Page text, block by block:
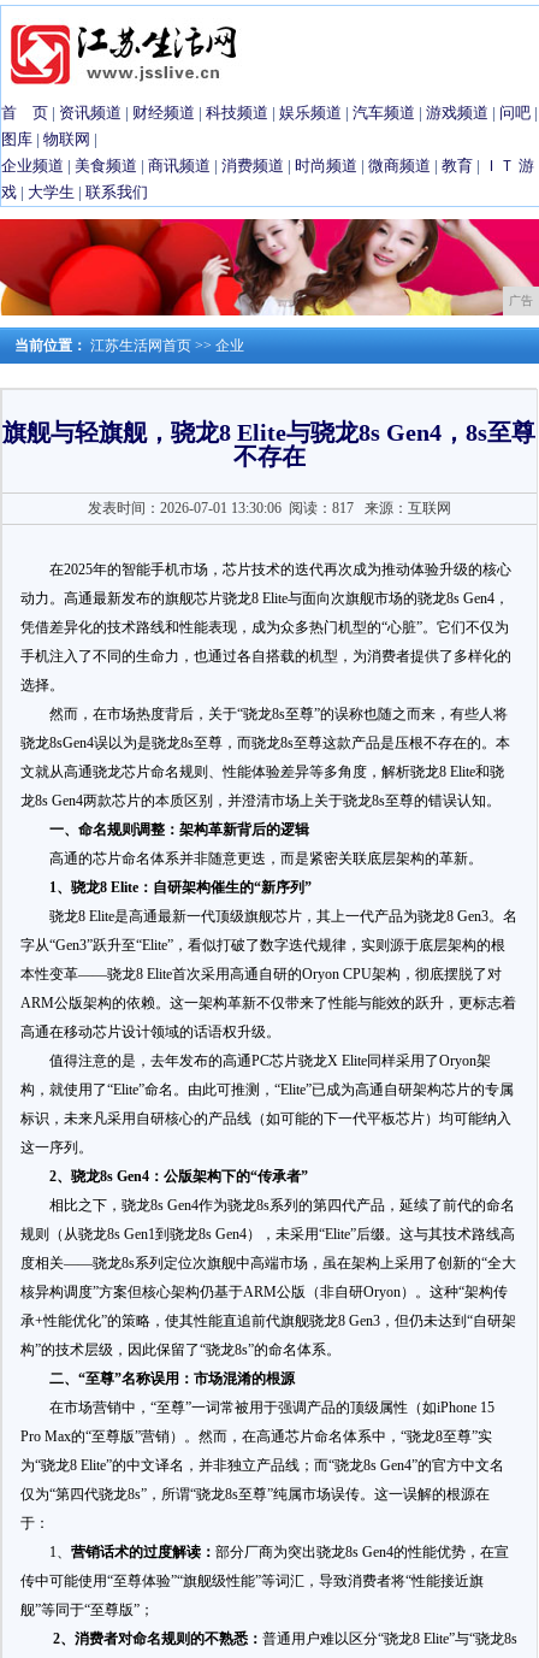
首 页 | 资讯频道 | 财经频道 | 科技频道 | 娱乐频道 | 汽车频道 | 游戏频道 | 问吧 |
图库 | 物联网 |
企业频道 | 美食频道 | 商讯频道 | 消费频道 | 时尚频道 | 微商频道 | 教育 | ＩＴ 游
戏 | 大学生 | 联系我们
广告
当前位置： 江苏生活网首页 >> 企业
旗舰与轻旗舰，骁龙8 Elite与骁龙8s Gen4，8s至尊
不存在
发表时间：2026-07-01 13:30:06 阅读：817来源：互联网
在2025年的智能手机市场，芯片技术的迭代再次成为推动体验升级的核心
动力。高通最新发布的旗舰芯片骁龙8 Elite与面向次旗舰市场的骁龙8s Gen4，
凭借差异化的技术路线和性能表现，成为众多热门机型的“心脏”。它们不仅为
手机注入了不同的生命力，也通过各自搭载的机型，为消费者提供了多样化的
选择。
然而，在市场热度背后，关于“骁龙8s至尊”的误称也随之而来，有些人将
骁龙8sGen4误以为是骁龙8s至尊，而骁龙8s至尊这款产品是压根不存在的。本
文就从高通骁龙芯片命名规则、性能体验差异等多角度，解析骁龙8 Elite和骁
龙8s Gen4两款芯片的本质区别，并澄清市场上关于骁龙8s至尊的错误认知。
一、命名规则调整：架构革新背后的逻辑
高通的芯片命名体系并非随意更迭，而是紧密关联底层架构的革新。
1、骁龙8 Elite：自研架构催生的“新序列”
骁龙8 Elite是高通最新一代顶级旗舰芯片，其上一代产品为骁龙8 Gen3。名
字从“Gen3”跃升至“Elite”，看似打破了数字迭代规律，实则源于底层架构的根
本性变革——骁龙8 Elite首次采用高通自研的Oryon CPU架构，彻底摆脱了对
ARM公版架构的依赖。这一架构革新不仅带来了性能与能效的跃升，更标志着
高通在移动芯片设计领域的话语权升级。
值得注意的是，去年发布的高通PC芯片骁龙X Elite同样采用了Oryon架
构，就使用了“Elite”命名。由此可推测，“Elite”已成为高通自研架构芯片的专属
标识，未来凡采用自研核心的产品线（如可能的下一代平板芯片）均可能纳入
这一序列。
2、骁龙8s Gen4：公版架构下的“传承者”
相比之下，骁龙8s Gen4作为骁龙8s系列的第四代产品，延续了前代的命名
规则（从骁龙8s Gen1到骁龙8s Gen4），未采用“Elite”后缀。这与其技术路线高
度相关——骁龙8s系列定位次旗舰中高端市场，虽在架构上采用了创新的“全大
核异构调度”方案但核心架构仍基于ARM公版（非自研Oryon）。这种“架构传
承+性能优化”的策略，使其性能直追前代旗舰骁龙8 Gen3，但仍未达到“自研架
构”的技术层级，因此保留了“骁龙8s”的命名体系。
二、“至尊”名称误用：市场混淆的根源
在市场营销中，“至尊”一词常被用于强调产品的顶级属性（如iPhone 15
Pro Max的“至尊版”营销）。然而，在高通芯片命名体系中，“骁龙8至尊”实
为“骁龙8 Elite”的中文译名，并非独立产品线；而“骁龙8s Gen4”的官方中文名
仅为“第四代骁龙8s”，所谓“骁龙8s至尊”纯属市场误传。这一误解的根源在
于：
1、 营销话术的过度解读： 部分厂商为突出骁龙8s Gen4的性能优势，在宣
传中可能使用“至尊体验”“旗舰级性能”等词汇，导致消费者将“性能接近旗
舰”等同于“至尊版”；
2、消费者对命名规则的不熟悉： 普通用户难以区分“骁龙8 Elite”与“骁龙8s